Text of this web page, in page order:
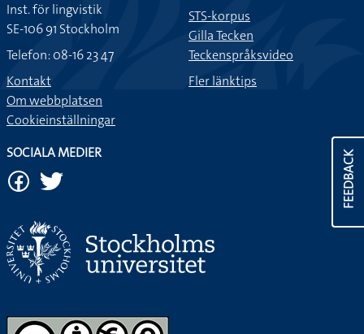
FEEDBACK
Inst. för lingvistik
SE-106 91 Stockholm
Telefon: 08-16 23 47
Kontakt
Om webbplatsen
Cookieinställningar
STS-korpus
Gilla Tecken
Teckenspråksvideo
Fler länktips
SOCIALA MEDIER